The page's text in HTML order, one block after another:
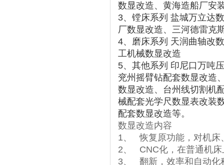
数显改造、黄海造船厂安
3、镗床系列 盐城万立达
厂数显改造、三河德雷克
4、磨床系列 天润曲轴改
工机械数显改造
5、其他系列 印尼口万吨
兖州摇臂钻配套数显改造
数显改造、台州线切割机
械配套光学尺数显表改装
配套数显改造等。
数显改造内容
1、
恢复原功能，对机
2、 CNC化，在普通机
3、
翻新，效率和自动